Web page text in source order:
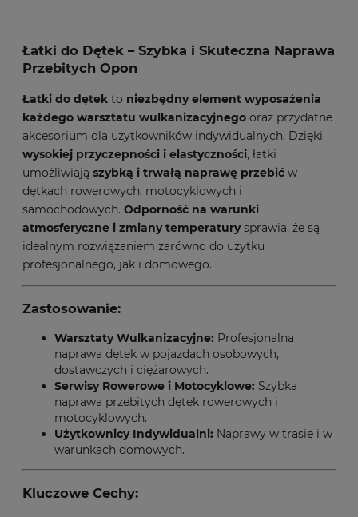
Łatki do Dętek – Szybka i Skuteczna Naprawa
Przebitych Opon
Łatki do dętek to niezbędny element wyposażenia
każdego warsztatu wulkanizacyjnego oraz przydatne
akcesorium dla użytkowników indywidualnych. Dzięki
wysokiej przyczepności i elastyczności, łatki
umożliwiają szybką i trwałą naprawę przebić w
dętkach rowerowych, motocyklowych i
samochodowych. Odporność na warunki
atmosferyczne i zmiany temperaturysprawia, że są
idealnym rozwiązaniem zarówno do użytku
profesjonalnego, jak i domowego.
Zastosowanie:
Warsztaty Wulkanizacyjne: Profesjonalna
naprawa dętek w pojazdach osobowych,
dostawczych i ciężarowych.
Serwisy Rowerowe i Motocyklowe: Szybka
naprawa przebitych dętek rowerowych i
motocyklowych.
Użytkownicy Indywidualni: Naprawy w trasie i w
warunkach domowych.
Kluczowe Cechy: